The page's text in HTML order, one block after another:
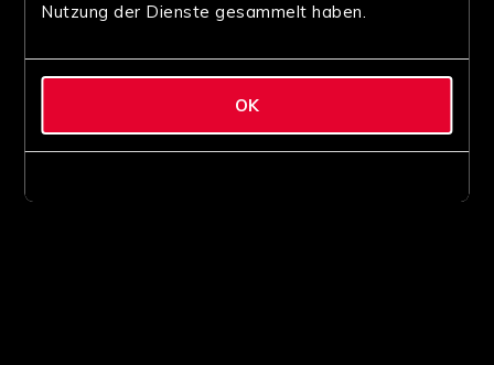
Nutzung der Dienste gesammelt haben.
OK